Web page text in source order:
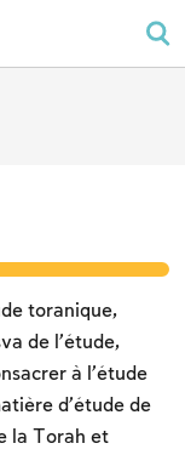
prière
toranique,
de l’étude,
à l’étude
d’étude de
la Torah et